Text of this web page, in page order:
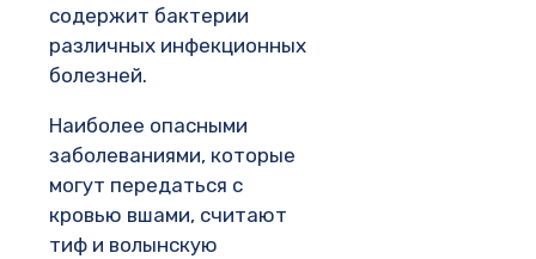
содержит бактерии
различных инфекционных
болезней.
Наиболее опасными
заболеваниями, которые
могут передаться с
кровью вшами, считают
тиф и волынскую